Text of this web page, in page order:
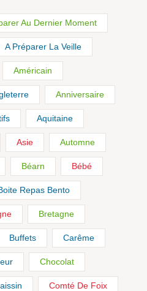
Au Dernier Moment
A Préparer La Veille
Américain
Anniversaire
Aquitaine
Asie Automne
Béarn Bébé
Repas Bento
Bretagne
Buffets Carême
Chocolat
Comté De Foix